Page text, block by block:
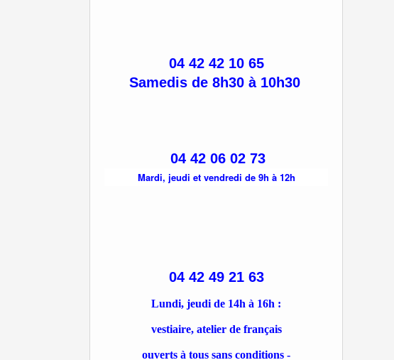
04 42 42 10 65
Samedis de 8h30 à 10h30
04 42 06 02 73
Mardi, jeudi et vendredi de 9h à 12h
04 42 49 21 63
Lundi, jeudi de 14h à 16h :
vestiaire, atelier de français
ouverts à tous sans conditions -